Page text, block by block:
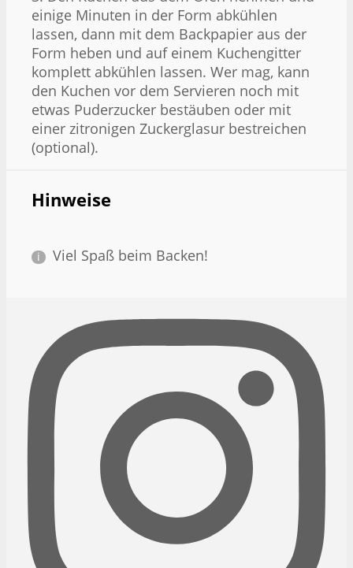
einige Minuten in der Form abkühlen
lassen, dann mit dem Backpapier aus der
Form heben und auf einem Kuchengitter
komplett abkühlen lassen. Wer mag, kann
den Kuchen vor dem Servieren noch mit
etwas Puderzucker bestäuben oder mit
einer zitronigen Zuckerglasur bestreichen
(optional).
Hinweise
Viel Spaß beim Backen!